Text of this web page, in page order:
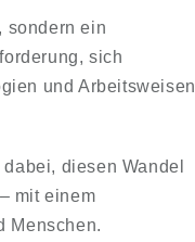
sondern ein
sich
und Arbeitsweisen
diesen Wandel
mit einem
Menschen.